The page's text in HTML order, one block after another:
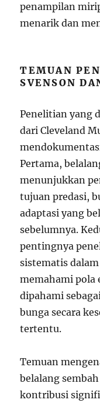
penampilan
menarik dan
TEMUAN
SVENSON
Penelitian yang
dari Cleveland
Pertama,
menunjukkan
tujuan predasi,
adaptasi yang
sebelumnya.
pentingnya
sistematis
memahami pola
dipahami
bunga secara
tertentu.
Temuan
belalang
kontribusi